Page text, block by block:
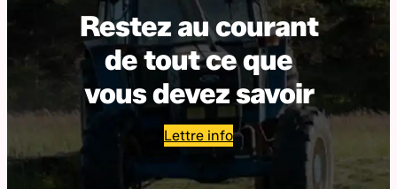
Restez au courant
de tout ce que
vous devez savoir
Lettre info